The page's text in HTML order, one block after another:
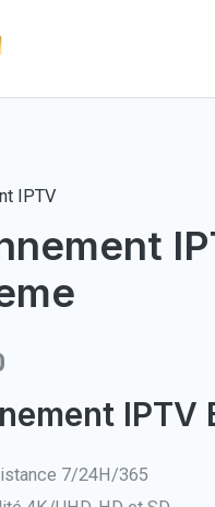
IPTV
IPTV
7/24H/365